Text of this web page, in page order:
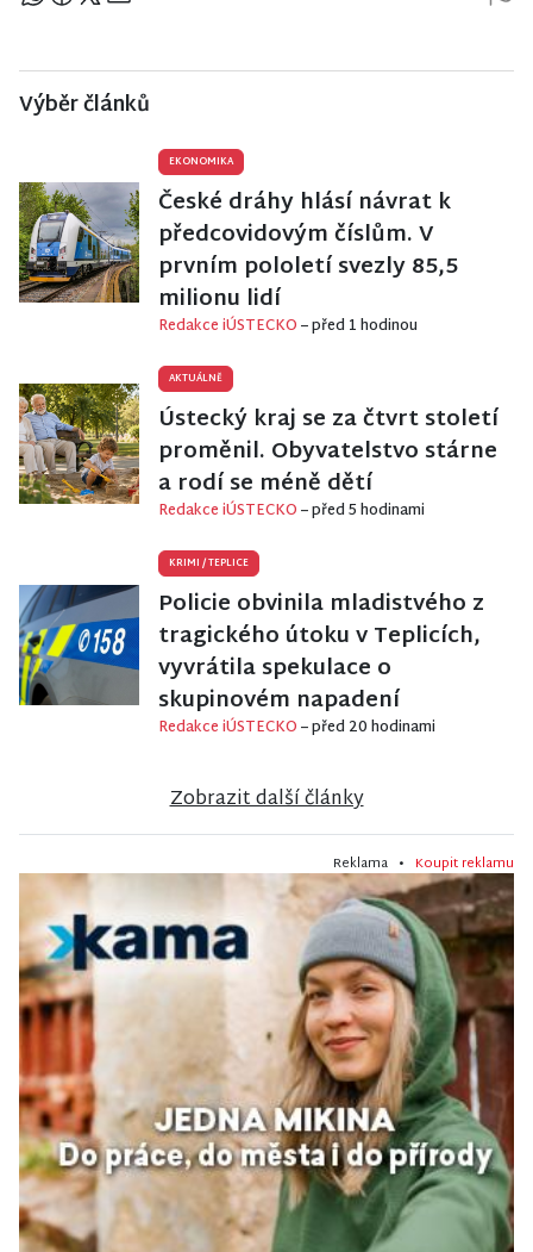
Výběr článků
EKONOMIKA
České dráhy hlásí návrat k
předcovidovým číslům. V
prvním pololetí svezly 85,5
milionu lidí
Redakce iÚSTECKO– před 1 hodinou
AKTUÁLNĚ
Ústecký kraj se za čtvrt století
proměnil. Obyvatelstvo stárne
a rodí se méně dětí
Redakce iÚSTECKO– před 5 hodinami
KRIMI /TEPLICE
Policie obvinila mladistvého z
tragického útoku v Teplicích,
vyvrátila spekulace o
skupinovém napadení
Redakce iÚSTECKO– před 20 hodinami
Zobrazit další články
Reklama • Koupit reklamu